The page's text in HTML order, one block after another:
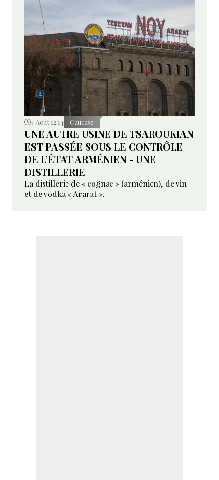
4 Août 12:14 Caucase
UNE AUTRE USINE DE TSAROUKIAN
EST PASSÉE SOUS LE CONTRÔLE
DE L’ÉTAT ARMÉNIEN - UNE
DISTILLERIE
La distillerie de « cognac » (arménien), de vin
et de vodka « Ararat ».